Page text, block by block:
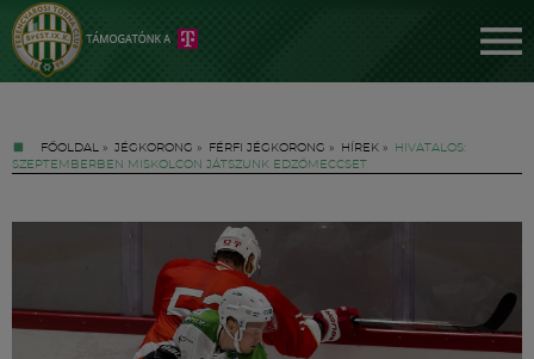
FŐOLDAL » JÉGKORONG » FÉRFI JÉGKORONG » HÍREK »
HIVATALOS:
SZEPTEMBERBEN MISKOLCON JÁTSZUNK EDZŐMECCSET
Jegyek